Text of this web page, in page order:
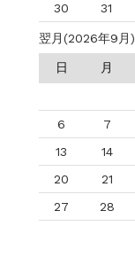
30
31
翌月(2026年9月)
日 月
6
7
13
14
20
21
27
28